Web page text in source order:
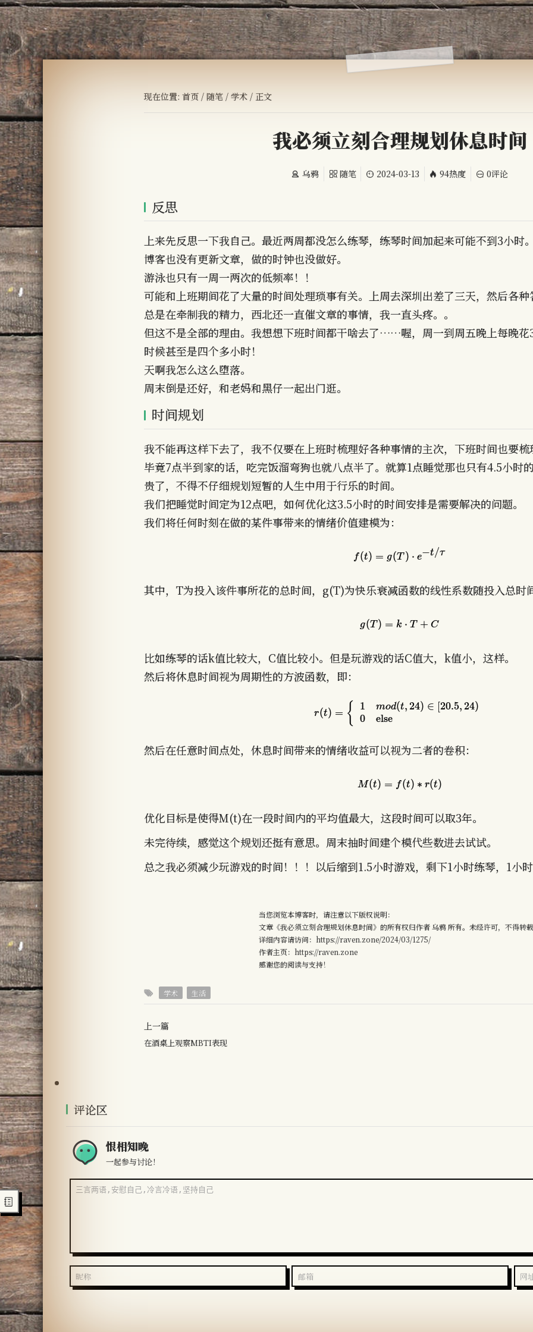
现在位置: 首页 / 随笔 / 学术 / 正文
我必须立刻合理规划休息时间
乌鸦 随笔 2024-03-13 94热度 0评论
反思
上来先反思一下我自己。最近两周都没怎么练琴，练琴时间加起来可能不到3小时
博客也没有更新文章，做的时钟也没做好。
游泳也只有一周一两次的低频率！！
可能和上班期间花了大量的时间处理琐事有关。上周去深圳出差了三天，然后各
总是在牵制我的精力，西北还一直催文章的事情，我一直头疼。。
但这不是全部的理由。我想想下班时间都干啥去了……喔，周一到周五晚上每晚花
时候甚至是四个多小时！
天啊我怎么这么堕落。
周末倒是还好，和老妈和黑仔一起出门逛。
时间规划
我不能再这样下去了，我不仅要在上班时梳理好各种事情的主次，下班时间也要梳
毕竟7点半到家的话，吃完饭溜弯狗也就八点半了。就算1点睡觉那也只有4.5小时
贵了，不得不仔细规划短暂的人生中用于行乐的时间。
我们把睡觉时间定为12点吧，如何优化这3.5小时的时间安排是需要解决的问题。
我们将任何时刻在做的某件事带来的情绪价值建模为：
f(t) = g(T) ⋅ e −t/τ
f(t) = g(T)\cdot{e^{-t/\tau}}
f(t) = g(T ) ⋅ e−t/τ
其中，T为投入该件事所花的总时间，g(T)为快乐衰减函数的线性系数随投入总时
g(T) = k ⋅ T + C
g(T) = k\cdot T+C
g(T ) = k ⋅ T + C
比如练琴的话k值比较大，C值比较小。但是玩游戏的话C值大，k值小，这样。
然后将休息时间视为周期性的方波函数，即：
r(t) = {
1
0
mod(t,24) ∈ [ 20.5,24)
else
r(t)=\left\{\begin{array}{ll}1 & mod(t,24)
r(t) = {
1
0
mod(t,24) ∈ [20.5,24)
else
然后在任意时间点处，休息时间带来的情绪收益可以视为二者的卷积：
M(t) = f(t) ∗ r(t)
M(t)=f(t)*r(t)
M(t) = f(t) ∗ r(t)
优化目标是使得M(t)在一段时间内的平均值最大，这段时间可以取3年。
未完待续，感觉这个规划还挺有意思。周末抽时间建个模代些数进去试试。
总之我必须减少玩游戏的时间！！！以后缩到1.5小时游戏，剩下1小时练琴，1小
当您浏览本博客时，请注意以下版权说明：
文章《我必须立刻合理规划休息时间》的所有权归作者 乌鸦 所有。未经许可，不得转
详细内容请访问：https://raven.zone/2024/03/1275/
作者主页：https://raven.zone
感谢您的阅读与支持！
学术 生活
上一篇
在酒桌上观察MBTI表现
评论区
恨相知晚
一起参与讨论！